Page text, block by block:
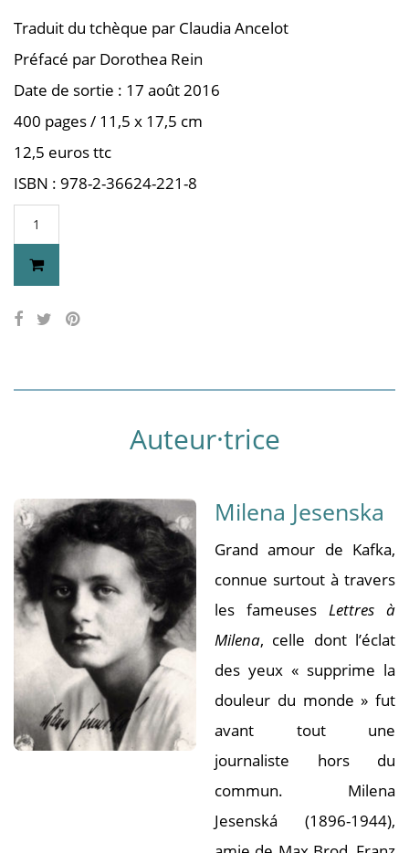
Traduit du tchèque par Claudia Ancelot
Préfacé par Dorothea Rein
Date de sortie : 17 août 2016
400 pages / 11,5 x 17,5 cm
12,5 euros ttc
ISBN : 978-2-36624-221-8
Auteur·trice
Milena Jesenska
Grand amour de Kafka,
connue surtout à travers
les fameuses Lettres à
Milena, celle dont l’éclat
des yeux « supprime la
douleur du monde » fut
avant tout une
journaliste hors du
commun. Milena
Jesenská (1896-1944),